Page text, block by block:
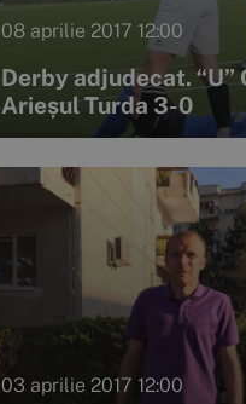
08 aprilie 2017 12:00
Derby adjudecat. “U”
Arieșul Turda 3-0
03 aprilie 2017 12:00